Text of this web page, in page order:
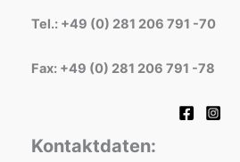
Tel.: +49 (0) 281 206 791 -70
Fax: +49 (0) 281 206 791 -78
Kontaktdaten: